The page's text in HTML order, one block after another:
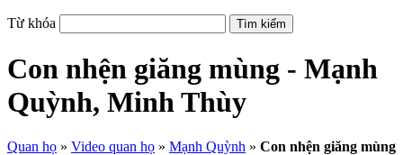
Từ khóa
Con nhện giăng mùng - Mạnh
Quỳnh, Minh Thùy
Quan họ » Video quan họ » Mạnh Quỳnh » Con nhện giăng mùng